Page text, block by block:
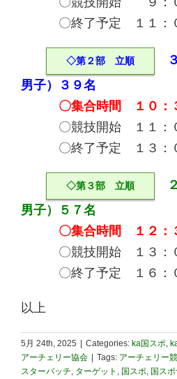
〇終了予定 １１：
◇第２部 立順
男子）３９名
〇集合時間 １０：
〇競技開始 １１：
〇終了予定 １３：
◇第３部 立順
男子）５７名
〇集合時間 １２：
〇競技開始 １３：
〇終了予定 １６：
以上
5月 24th, 2025 | Categories: ka国スポ
アーチェリー協会 | Tags: アーチェリー
スターバッチ ターゲット 国スポ 国ス